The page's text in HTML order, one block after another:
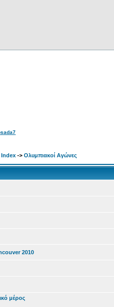
-> Ολυμπιακοί Αγώνες
2010
μέρος